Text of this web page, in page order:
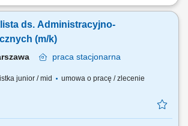
pracę w szybko rozwijającej się,
liczą się innowacje i rozwój. Jasne procesy i
ludziom skutecznie współpracować. Masz
ds. Administracyjno-
(m/k)
praca stacjonarna
junior / mid
umowa o pracę / zlecenie